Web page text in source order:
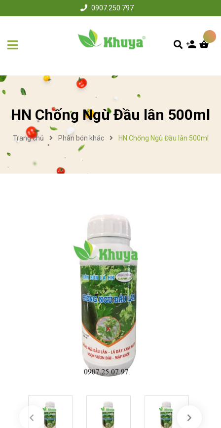
0907.250.797
HN Chống Ngù Đầu lân 500ml
Trang chủ Phân bón khác HN Chống Ngù Đầu lân 500ml